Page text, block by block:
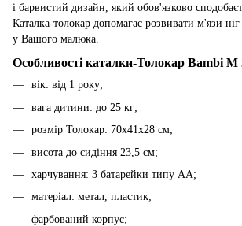
і барвистий дизайн, який обов'язково
Каталка-толокар допомагає розвивати м'язи
у Вашого малюка.
Особливості каталки-Толокар Bambi M
вік: від 1 року;
вага дитини: до 25 кг;
розмір Толокар: 70х41х28 см;
висота до сидіння 23,5 см;
харчування: 3 батарейки типу АА;
матеріал: метал, пластик;
фарбований корпус;